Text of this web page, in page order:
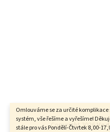
Omlouváme se za určité
systém, vše řešíme a vyřešíme!
stále pro vás Pondělí-Čtvrtek 8,00-
Copyright 2026